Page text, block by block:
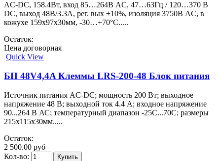
AC-DC, 158.4Вт, вход 85…264В AC, 47…63Гц / 120…370 В
DC, выход 48В/3.3A, рег. вых ±10%, изоляция 3750В AC, в
кожухе 159х97х30мм, -30…+70°С.....
Остаток:
Цена договорная
Quick View
БП 48V4,4A Клеммы LRS-200-48 Блок питания
Источник питания AC-DC; мощность 200 Вт; выходное
напряжение 48 В; выходной ток 4.4 А; входное напряжение
90...264 В АС; температурный диапазон -25С...70С; размеры
215х115х30мм.....
Остаток:
2 500.00 руб
Кол-во: